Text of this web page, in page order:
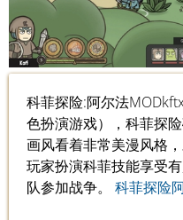
科菲探险:阿尔法
色扮演游戏），科菲探
画风看着非常美漫风格
玩家扮演科菲技能享受
队参加战争。 科菲探险